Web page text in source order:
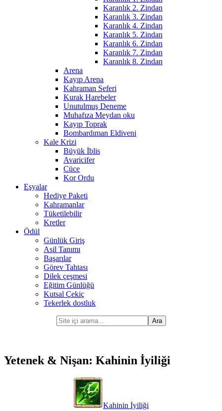
Karanlık 2. Zindan
Karanlık 3. Zindan
Karanlık 4. Zindan
Karanlık 5. Zindan
Karanlık 6. Zindan
Karanlık 7. Zindan
Karanlık 8. Zindan
Arena
Kayıp Arena
Kahraman Seferi
Kurak Harebeler
Unutulmuş Deneme
Muhafıza Meydan oku
Kayıp Toprak
Bombardıman Eldiveni
Kale Krizi
Büyük İblis
Avaricifer
Cüce
Kor Ordu
Eşyalar
Hediye Paketi
Kahramanlar
Tüketilebilir
Kretler
Ödül
Günlük Giriş
Asil Tanımı
Başarılar
Görev Tahtası
Dilek çeşmesi
Eğitim Günlüğü
Kutsal Çekiç
Tekerlek dostluk
Yetenek & Nişan: Kahinin İyiliği
Kahinin İyiliği